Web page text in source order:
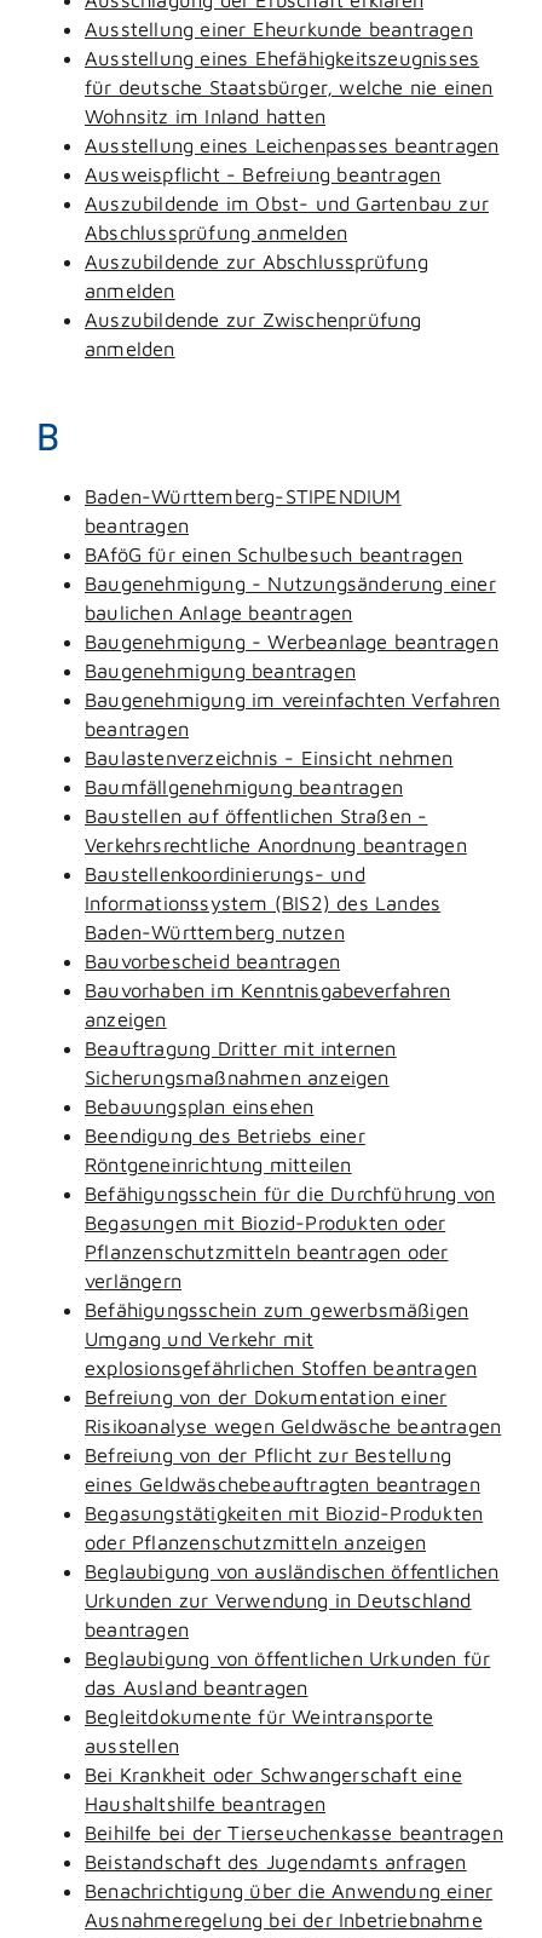
Ausstellung einer Eheurkunde beantragen
Ausstellung eines Ehefähigkeitszeugnisses
für deutsche Staatsbürger, welche nie einen
Wohnsitz im Inland hatten
Ausstellung eines Leichenpasses beantragen
Ausweispflicht - Befreiung beantragen
Auszubildende im Obst- und Gartenbau zur
Abschlussprüfung anmelden
Auszubildende zur Abschlussprüfung
anmelden
Auszubildende zur Zwischenprüfung
anmelden
B
Baden-Württemberg-STIPENDIUM
beantragen
BAföG für einen Schulbesuch beantragen
Baugenehmigung - Nutzungsänderung einer
baulichen Anlage beantragen
Baugenehmigung - Werbeanlage beantragen
Baugenehmigung beantragen
Baugenehmigung im vereinfachten Verfahren
beantragen
Baulastenverzeichnis - Einsicht nehmen
Baumfällgenehmigung beantragen
Baustellen auf öffentlichen Straßen -
Verkehrsrechtliche Anordnung beantragen
Baustellenkoordinierungs- und
Informationssystem (BIS2) des Landes
Baden-Württemberg nutzen
Bauvorbescheid beantragen
Bauvorhaben im Kenntnisgabeverfahren
anzeigen
Beauftragung Dritter mit internen
Sicherungsmaßnahmen anzeigen
Bebauungsplan einsehen
Beendigung des Betriebs einer
Röntgeneinrichtung mitteilen
Befähigungsschein für die Durchführung von
Begasungen mit Biozid-Produkten oder
Pflanzenschutzmitteln beantragen oder
verlängern
Befähigungsschein zum gewerbsmäßigen
Umgang und Verkehr mit
explosionsgefährlichen Stoffen beantragen
Befreiung von der Dokumentation einer
Risikoanalyse wegen Geldwäsche beantragen
Befreiung von der Pflicht zur Bestellung
eines Geldwäschebeauftragten beantragen
Begasungstätigkeiten mit Biozid-Produkten
oder Pflanzenschutzmitteln anzeigen
Beglaubigung von ausländischen öffentlichen
Urkunden zur Verwendung in Deutschland
beantragen
Beglaubigung von öffentlichen Urkunden für
das Ausland beantragen
Begleitdokumente für Weintransporte
ausstellen
Bei Krankheit oder Schwangerschaft eine
Haushaltshilfe beantragen
Beihilfe bei der Tierseuchenkasse beantragen
Beistandschaft des Jugendamts anfragen
Benachrichtigung über die Anwendung einer
Ausnahmeregelung bei der Inbetriebnahme